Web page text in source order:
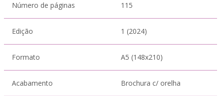
Número de páginas 115
Edição 1 (2024)
Formato A5 (148x210)
Acabamento Brochura c/ orelha